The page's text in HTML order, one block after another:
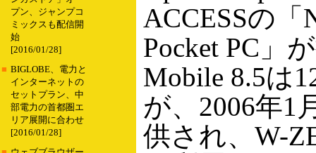
プン、ジャンプコ
ミックスも配信開
始
[2016/01/28]
■ BIGLOBE、電力と
インターネットの
セットプラン、中
部電力の首都圏エ
リア展開に合わせ
[2016/01/28]
ACCESSの「
Pocket PC」
Mobile 8.5は
が、2006年1
供され、W-